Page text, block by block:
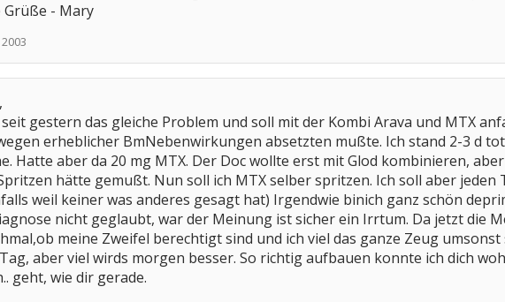
Grüße - Mary
gestern das gleiche Problem und soll mit der Kombi Arava und MTX
erheblicher BmNebenwirkungen absetzten mußte. Ich stand 2-3 d
Hatte aber da 20 mg MTX. Der Doc wollte erst mit Glod kombinieren,
hätte gemußt. Nun soll ich MTX selber spritzen. Ich soll aber jeden
weil keiner was anderes gesagt hat) Irgendwie binich ganz schön
nicht geglaubt, war der Meinung ist sicher ein Irrtum. Da jetzt die
meine Zweifel berechtigt sind und ich viel das ganze Zeug umsonst
Tag, aber viel wirds morgen besser. So richtig aufbauen konnte ich dich
geht, wie dir gerade.